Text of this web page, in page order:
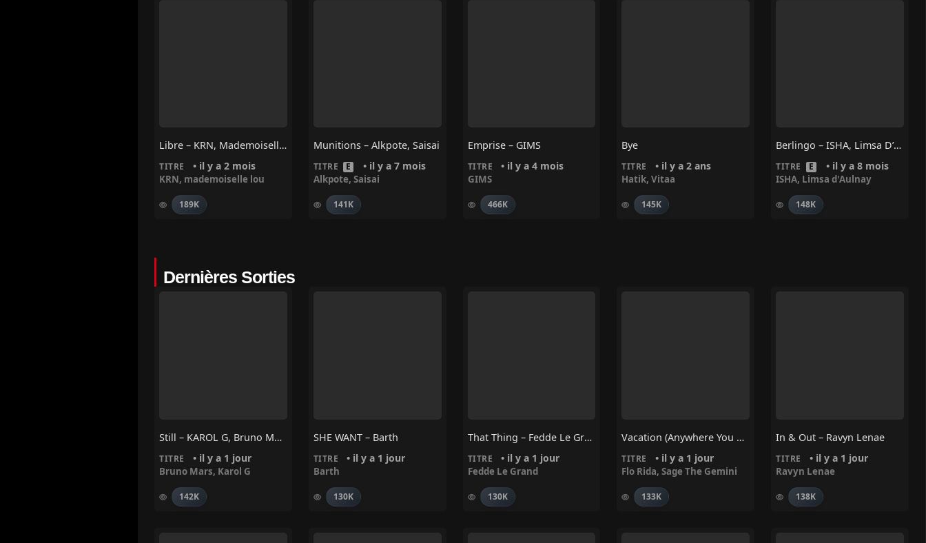
Libre – KRN, Mademoiselle Lou
TITRE • il y a 2 mois
KRN, mademoiselle lou
189K
Munitions – Alkpote, Saisai
TITRE E • il y a 7 mois
Alkpote, Saisai
141K
Emprise – GIMS
TITRE • il y a 4 mois
GIMS
466K
Bye
TITRE • il y a 2 ans
Hatik,Vitaa
145K
Berlingo – ISHA, Limsa D’aulnay
TITRE E • il y a 8 mois
ISHA, Limsa d'Aulnay
148K
Dernières Sorties
Still – KAROL G, Bruno Mars
TITRE • il y a 1 jour
Bruno Mars, Karol G
142K
SHE WANT – Barth
TITRE • il y a 1 jour
Barth
130K
That Thing – Fedde Le Grand
TITRE • il y a 1 jour
Fedde Le Grand
130K
Vacation (Anywhere You Wanna Go) – Flo Rida, Sage The Gemini
TITRE • il y a 1 jour
Flo Rida,Sage The Gemini
133K
In & Out – Ravyn Lenae
TITRE • il y a 1 jour
Ravyn Lenae
138K